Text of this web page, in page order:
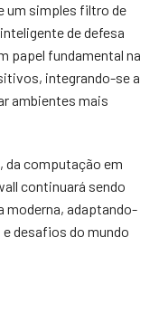
um simples filtro de
de defesa
papel fundamental na
integrando-se a
ambientes mais
da computação em
continuará sendo
moderna, adaptando-
desafios do mundo